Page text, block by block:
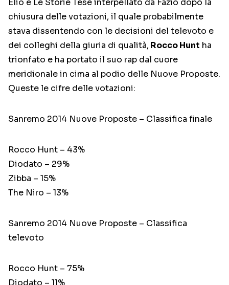
Elio e Le Storie Tese interpellato da Fazio dopo la
chiusura delle votazioni, il quale probabilmente
stava dissentendo con le decisioni del televoto e
dei colleghi della giuria di qualità, Rocco Hunt ha
trionfato e ha portato il suo rap dal cuore
meridionale in cima al podio delle Nuove Proposte.
Queste le cifre delle votazioni:
Sanremo 2014 Nuove Proposte – Classifica finale
Rocco Hunt – 43%
Diodato – 29%
Zibba – 15%
The Niro – 13%
Sanremo 2014 Nuove Proposte – Classifica
televoto
Rocco Hunt – 75%
Diodato – 11%